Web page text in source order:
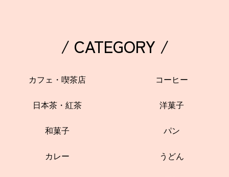
/ CATEGORY /
カフェ・喫茶店 コーヒー
日本茶・紅茶 洋菓子
和菓子 パン
カレー うどん